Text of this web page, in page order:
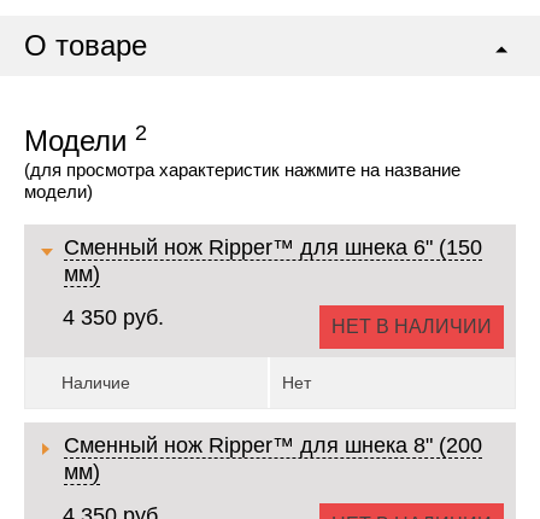
О товаре
Модели 2
(для просмотра характеристик нажмите на название
модели)
Сменный нож Ripper™ для шнека 6" (150
мм)
4 350 руб.
НЕТ В НАЛИЧИИ
Наличие Нет
Сменный нож Ripper™ для шнека 8" (200
мм)